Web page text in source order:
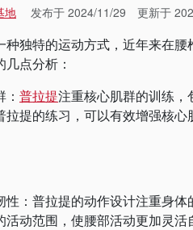
地 发布于 2024/11/29 更新于
特的运动方式，近年来在腰
点分析：
普拉提注重核心肌群的训练
拉提的练习，可以有效增强核
普拉提的动作设计注重身体
动范围，使腰部活动更加灵活